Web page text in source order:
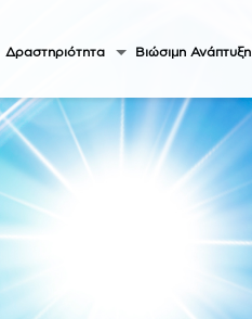
Δραστηριότητα Βιώσιμη Ανάπτυξη